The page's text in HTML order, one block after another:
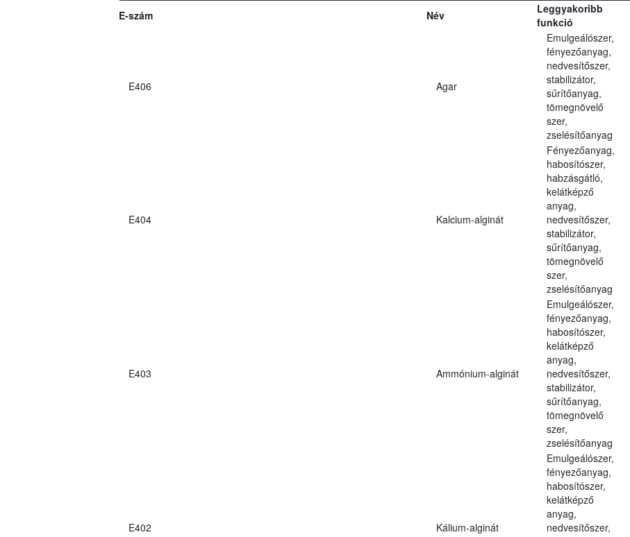
E-szám Név
Leggyakoribb
funkció
E406 Agar
Emulgeálószer,
fényezőanyag,
nedvesítőszer,
stabilizátor,
sűrítőanyag,
tömegnövelő
szer,
zselésítőanyag
E404 Kalcium-alginát
Fényezőanyag,
habosítószer,
habzásgátló,
kelátképző
anyag,
nedvesítőszer,
stabilizátor,
sűrítőanyag,
tömegnövelő
szer,
zselésítőanyag
E403 Ammónium-alginát
Emulgeálószer,
fényezőanyag,
habosítószer,
kelátképző
anyag,
nedvesítőszer,
stabilizátor,
sűrítőanyag,
tömegnövelő
szer,
zselésítőanyag
E402 Kálium-alginát
Emulgeálószer,
fényezőanyag,
habosítószer,
kelátképző
anyag,
nedvesítőszer,